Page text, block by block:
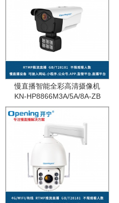
慢直播智能全彩高清摄像机
KN-HP8866M3A/5A/8A-ZB